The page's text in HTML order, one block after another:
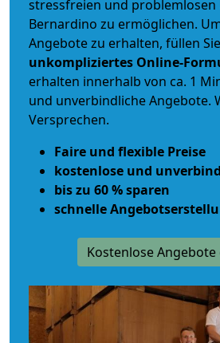
stressfreien und problemlosen
Bernardino zu ermöglichen.
Angebote zu erhalten, füllen
unkompliziertes Online-
erhalten innerhalb von ca. 1
und unverbindliche Angebote.
Versprechen.
Faire und flexible Preise
kostenlose und
bis zu 60 % sparen
schnelle
Kostenlose